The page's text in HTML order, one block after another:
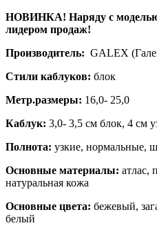
НОВИНКА! Наряду с
лидером продаж!
Производитель: GALEX
Стили каблуков: блок
Метр.размеры: 16,0- 25,0
Каблук: 3,0- 3,5 см блок, 4 см
Полнота: узкие, нормальные,
Основные материалы: атлас,
натуральная кожа
Основные цвета: бежевый,
белый